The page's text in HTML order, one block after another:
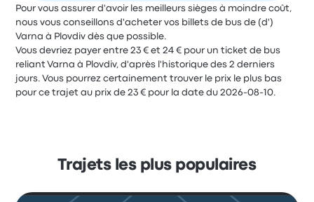
Pour vous assurer d'avoir les meilleurs sièges à moindre coût,
nous vous conseillons d'acheter vos billets de bus de (d')
Varna à Plovdiv dès que possible.
Vous devriez payer entre 23 € et 24 € pour un ticket de bus
reliant Varna à Plovdiv, d'après l'historique des 2 derniers
jours. Vous pourrez certainement trouver le prix le plus bas
pour ce trajet au prix de 23 € pour la date du 2026-08-10.
Trajets les plus populaires